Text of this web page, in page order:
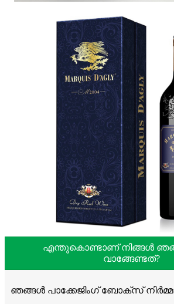
എന്തുകൊണ്ടാണ് നിങ്ങൾ
വാങ്ങേണ്ടത്?
ഞങ്ങൾ പാക്കേജിംഗ് ബോക്സ്